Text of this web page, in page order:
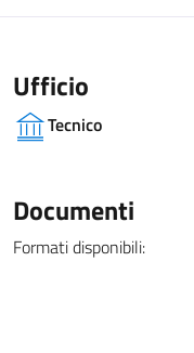
Ufficio
Tecnico
Documenti
Formati disponibili: